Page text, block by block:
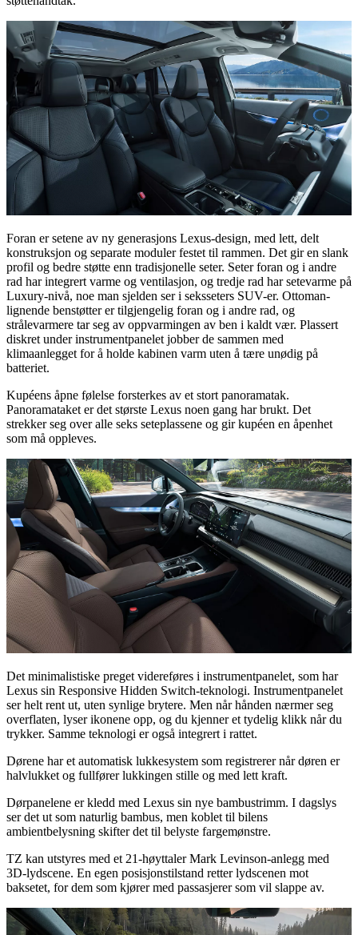
Foran er setene av ny generasjons Lexus-design, med lett, delt
konstruksjon og separate moduler festet til rammen. Det gir en slank
profil og bedre støtte enn tradisjonelle seter. Seter foran og i andre
rad har integrert varme og ventilasjon, og tredje rad har setevarme på
Luxury-nivå, noe man sjelden ser i seksseters SUV-er. Ottoman-
lignende benstøtter er tilgjengelig foran og i andre rad, og
strålevarmere tar seg av oppvarmingen av ben i kaldt vær. Plassert
diskret under instrumentpanelet jobber de sammen med
klimaanlegget for å holde kabinen varm uten å tære unødig på
batteriet.
Kupéens åpne følelse forsterkes av et stort panoramatak.
Panoramataket er det største Lexus noen gang har brukt. Det
strekker seg over alle seks seteplassene og gir kupéen en åpenhet
som må oppleves.
Det minimalistiske preget videreføres i instrumentpanelet, som har
Lexus sin Responsive Hidden Switch-teknologi. Instrumentpanelet
ser helt rent ut, uten synlige brytere. Men når hånden nærmer seg
overflaten, lyser ikonene opp, og du kjenner et tydelig klikk når du
trykker. Samme teknologi er også integrert i rattet.
Dørene har et automatisk lukkesystem som registrerer når døren er
halvlukket og fullfører lukkingen stille og med lett kraft.
Dørpanelene er kledd med Lexus sin nye bambustrimm. I dagslys
ser det ut som naturlig bambus, men koblet til bilens
ambientbelysning skifter det til belyste fargemønstre.
TZ kan utstyres med et 21-høyttaler Mark Levinson-anlegg med
3D-lydscene. En egen posisjonstilstand retter lydscenen mot
baksetet, for dem som kjører med passasjerer som vil slappe av.